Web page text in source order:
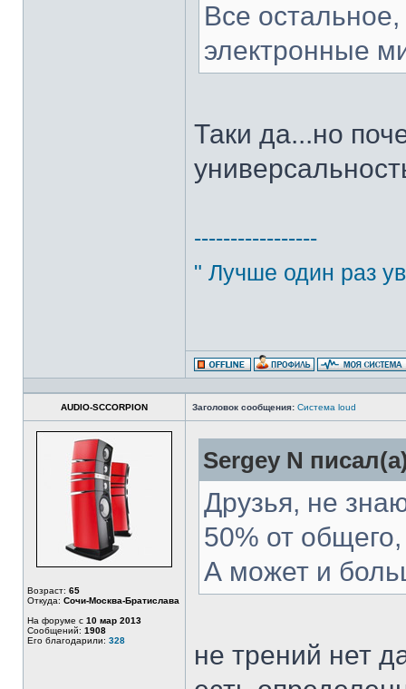
Все
электронные
Таки да...но
-----------------
" Лучше один раз
AUDIO-SCCORPION Заголовок сообщения: Система loud
Возраст: 65
Откуда: Сочи-Москва-Братислава
На форуме с 10 мар 2013
Сообщений: 1908
Его благодарили: 328
Sergey N
Друзья, не
50% от
А может и
не трений нет